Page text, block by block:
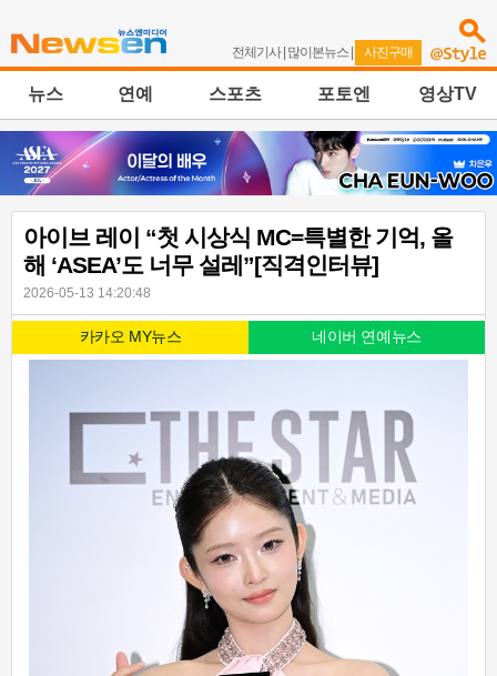
전체기사| 많이본뉴스 | 사진구매
뉴스 연예 스포츠 포토엔 영상TV
아이브 레이 “첫 시상식 MC=특별한 기억, 올
해 ‘ASEA’도 너무 설레”[직격인터뷰]
2026-05-13 14:20:48
카카오 MY뉴스 네이버 연예뉴스